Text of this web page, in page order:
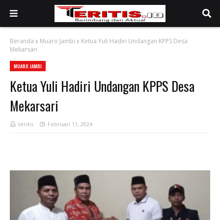
Beranda Muaro Jambi
Ketua Yuli Hadiri Undangan KPPS Desa
Mekarsari
MUARO JAMBI
Ketua Yuli Hadiri Undangan KPPS Desa
Mekarsari
teritis Februari 11, 2024